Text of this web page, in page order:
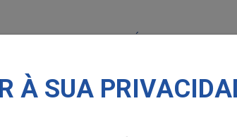
CONSUMÍVEIS
À SUA